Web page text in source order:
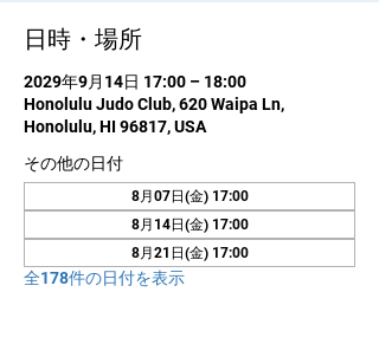
日時・場所
2029年9月14日 17:00 – 18:00
Honolulu Judo Club, 620 Waipa Ln,
Honolulu, HI 96817, USA
その他の日付
8月07日(金) 17:00
8月14日(金) 17:00
8月21日(金) 17:00
全178件の日付を表示